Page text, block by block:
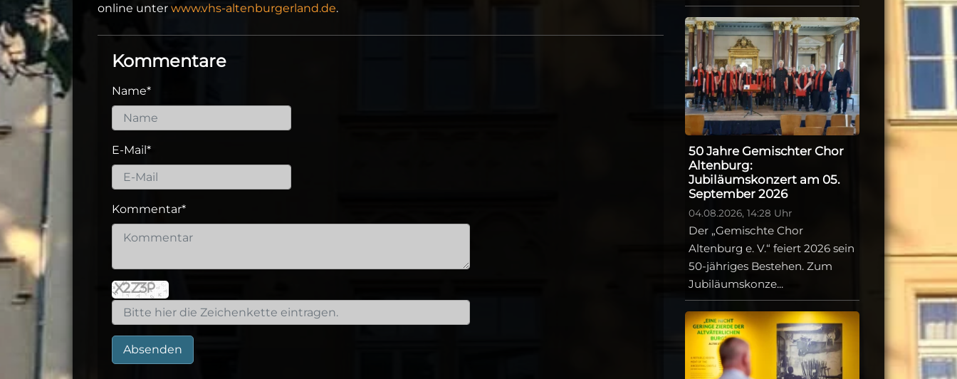
online unter www.vhs-altenburgerland.de.
Kommentare
Name*
E-Mail*
Kommentar*
Absenden
50 Jahre Gemischter Chor
Altenburg:
Jubiläumskonzert am 05.
September 2026
04.08.2026, 14:28 Uhr
Der „Gemischte Chor
Altenburg e. V.“ feiert 2026 sein
50-jähriges Bestehen. Zum
Jubiläumskonze...